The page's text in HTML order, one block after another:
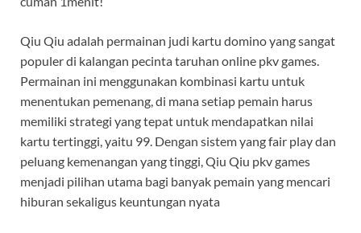
Qiu Qiu adalah permainan judi kartu domino yang sangat
populer di kalangan pecinta taruhan online pkv games.
Permainan ini menggunakan kombinasi kartu untuk
menentukan pemenang, di mana setiap pemain harus
memiliki strategi yang tepat untuk mendapatkan nilai
kartu tertinggi, yaitu 99. Dengan sistem yang fair play dan
peluang kemenangan yang tinggi, Qiu Qiu pkv games
menjadi pilihan utama bagi banyak pemain yang mencari
hiburan sekaligus keuntungan nyata